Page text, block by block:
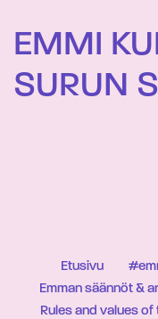
EMMI
SURUN
Etusivu
Emman säännöt &
Rules and values of